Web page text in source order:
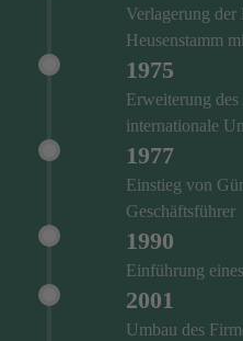
Verlagerung der
Heusenstamm
1975
Erweiterung
internationale
1977
Einstieg von
Geschäftsführer
1990
Einführung
2001
Umbau des